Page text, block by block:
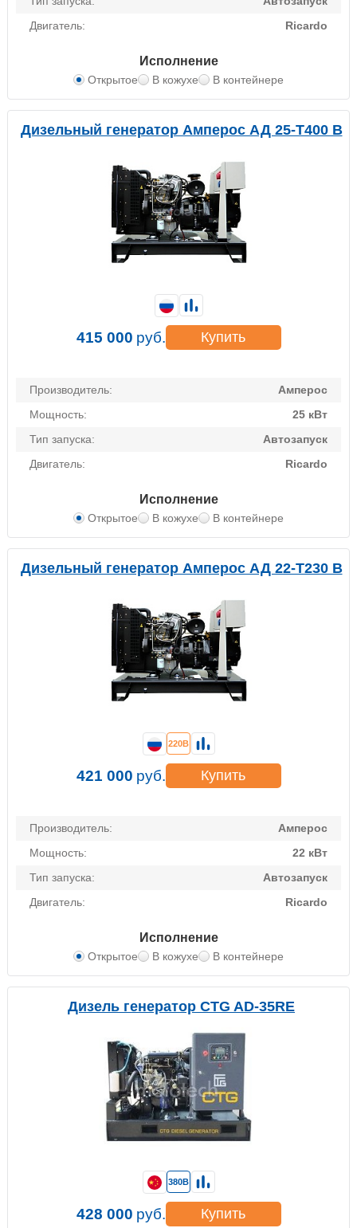
Двигатель:
Ricardo
Исполнение
Открытое В кожухе В контейнере
Дизельный генератор Амперос АД 25-Т400 B
Производитель:
Амперос
Мощность:
25 кВт
Тип запуска:
Автозапуск
Двигатель:
Ricardo
Исполнение
Открытое В кожухе В контейнере
415 000 руб. Купить
Дизельный генератор Амперос АД 22-Т230 B
Производитель:
Амперос
Мощность:
22 кВт
Тип запуска:
Автозапуск
Двигатель:
Ricardo
Исполнение
Открытое В кожухе В контейнере
220В
421 000 руб. Купить
Дизель генератор CTG AD-35RE
380В
428 000 руб. Купить